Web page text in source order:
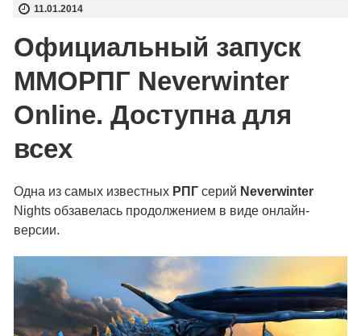
11.01.2014
Официальный запуск
ММОРПГ Neverwinter
Online. Доступна для
всех
Одна из самых известных РПГ серий Neverwinter
Nights обзавелась продолжением в виде онлайн-
версии.